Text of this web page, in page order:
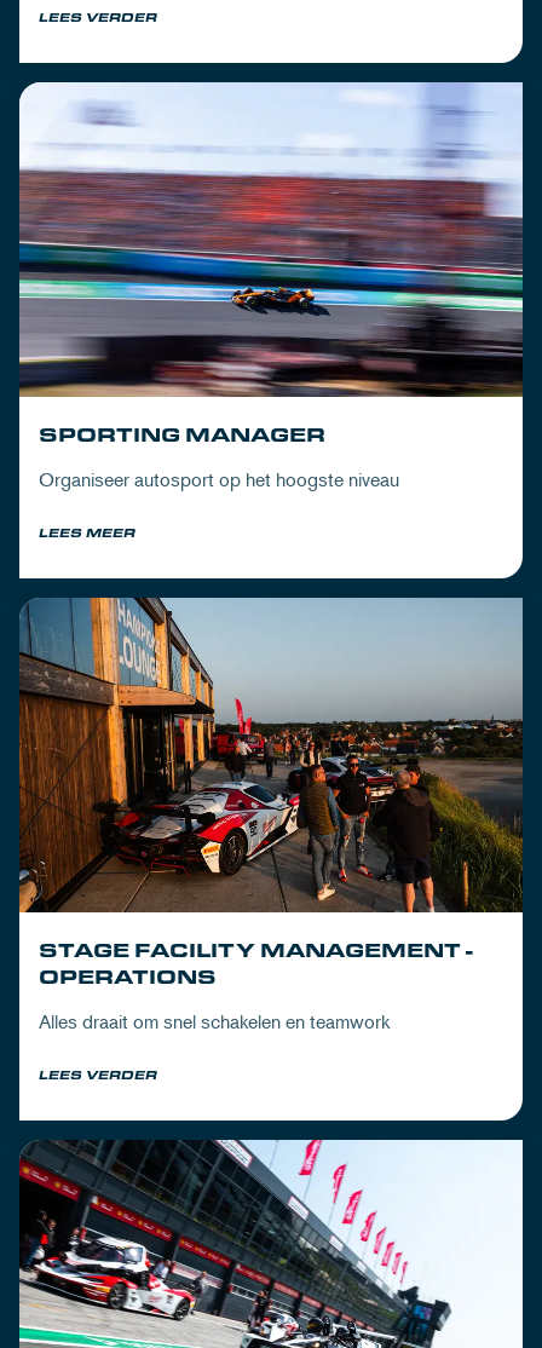
LEES VERDER
SPORTING MANAGER
Organiseer autosport op het hoogste niveau
LEES MEER
STAGE FACILITY MANAGEMENT -
OPERATIONS
Alles draait om snel schakelen en teamwork
LEES VERDER